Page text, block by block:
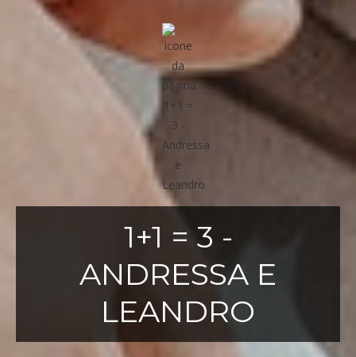
1+1 = 3 -
ANDRESSA E
LEANDRO